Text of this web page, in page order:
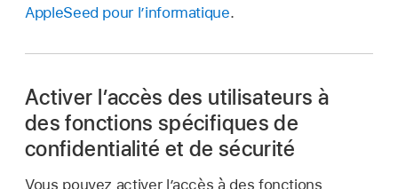
AppleSeed pour l’informatique.
Activer l’accès des utilisateurs à
des fonctions spécifiques de
confidentialité et de sécurité
Vous pouvez activer l’accès à des fonctions